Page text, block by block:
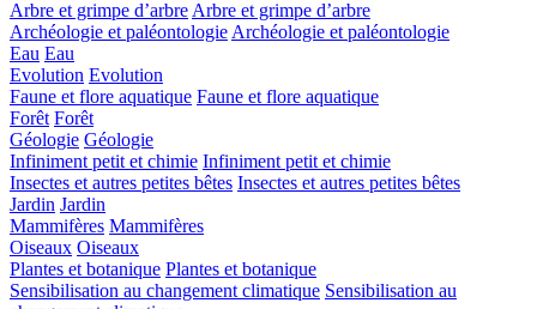
Arbre et grimpe d’arbre Arbre et grimpe d’arbre
Archéologie et paléontologie Archéologie et paléontologie
Eau Eau
Evolution Evolution
Faune et flore aquatique Faune et flore aquatique
Forêt Forêt
Géologie Géologie
Infiniment petit et chimie Infiniment petit et chimie
Insectes et autres petites bêtes Insectes et autres petites bêtes
Jardin Jardin
Mammifères Mammifères
Oiseaux Oiseaux
Plantes et botanique Plantes et botanique
Sensibilisation au changement climatique Sensibilisation au